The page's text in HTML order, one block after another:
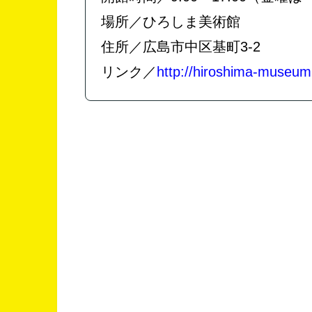
場所／ひろしま美術館
住所／広島市中区基町3-2
リンク／ http://hiroshima-